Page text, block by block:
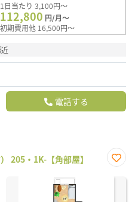
1日当たり 3,100円～
112,800 円/月～
初期費用他 16,500円～
電話する
205・1K-【角部屋】
に入